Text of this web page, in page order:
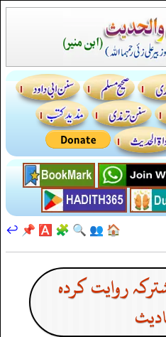
🏠
👥
🔍
🧩
🅰️
📌
↩️
روایت کردہ